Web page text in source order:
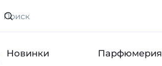
Искать
Новинки Парфюмерия